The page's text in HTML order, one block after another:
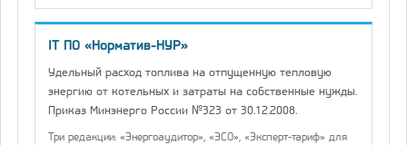
IT ПО «Норматив-НУР»
Удельный расход топлива на отпущенную тепловую
энергию от котельных и затраты на собственные нужды.
Приказ Минэнерго России №323 от 30.12.2008.
Три редакции: «Энергоаудитор», «ЭСО», «Эксперт-тариф» для